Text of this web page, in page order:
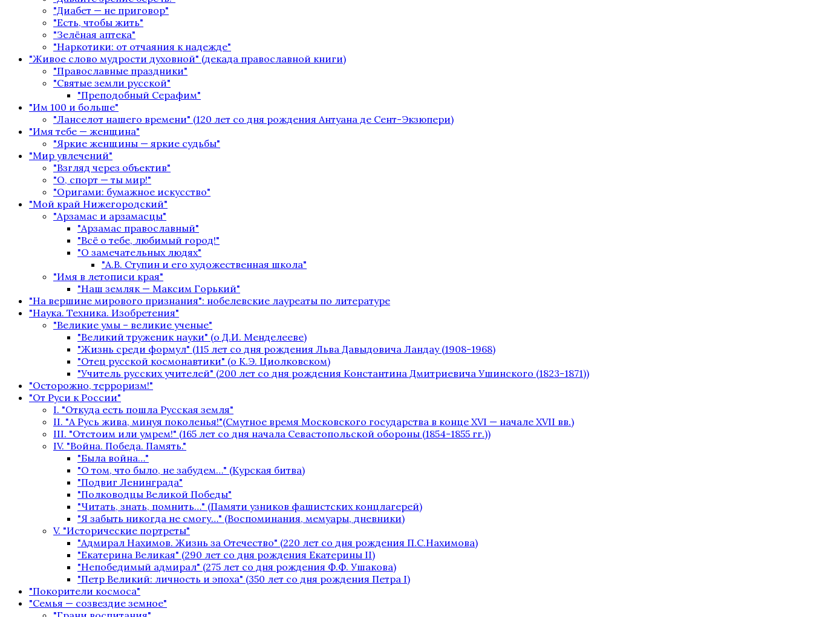
"Диабет — не приговор"
"Есть, чтобы жить"
"Зелёная аптека"
"Наркотики: от отчаяния к надежде"
"Живое слово мудрости духовной" (декада православной книги)
"Православные праздники"
"Святые земли русской"
"Преподобный Серафим"
"Им 100 и больше"
"Ланселот нашего времени" (120 лет со дня рождения Антуана де Сент-Экзюпери)
"Имя тебе — женщина"
"Яркие женщины — яркие судьбы"
"Мир увлечений"
"Взгляд через объектив"
"О, спорт — ты мир!"
"Оригами: бумажное искусство"
"Мой край Нижегородский"
"Арзамас и арзамасцы"
"Арзамас православный"
"Всё о тебе, любимый город!"
"О замечательных людях"
"А.В. Ступин и его художественная школа"
"Имя в летописи края"
"Наш земляк — Максим Горький"
"На вершине мирового признания": нобелевские лауреаты по литературе
"Наука. Техника. Изобретения"
"Великие умы – великие ученые"
"Великий труженик науки" (о Д.И. Менделееве)
"Жизнь среди формул" (115 лет со дня рождения Льва Давыдовича Ландау (1908-1968)
"Отец русской космонавтики" (о К.Э. Циолковском)
"Учитель русских учителей" (200 лет со дня рождения Константина Дмитриевича Ушинского (1823-1871))
"Осторожно, терроризм!"
"От Руси к России"
I. "Откуда есть пошла Русская земля"
II. "А Русь жива, минуя поколенья!"(Смутное время Московского государства в конце XVI — начале XVII вв.)
III. "Отстоим или умрем!" (165 лет со дня начала Севастопольской обороны (1854-1855 гг.))
IV. "Война. Победа. Память."
"Была война…"
"О том, что было, не забудем…" (Курская битва)
"Подвиг Ленинграда"
"Полководцы Великой Победы"
"Читать, знать, помнить…" (Памяти узников фашистских концлагерей)
"Я забыть никогда не смогу…" (Воспоминания, мемуары, дневники)
V. "Исторические портреты"
"Адмирал Нахимов. Жизнь за Отечество" (220 лет со дня рождения П.С.Нахимова)
"Екатерина Великая" (290 лет со дня рождения Екатерины II)
"Непобедимый адмирал" (275 лет со дня рождения Ф.Ф. Ушакова)
"Петр Великий: личность и эпоха" (350 лет со дня рождения Петра I)
"Покорители космоса"
"Семья — созвездие земное"